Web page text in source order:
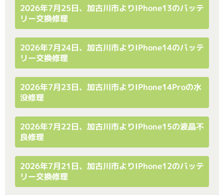
2026年7月25日、加古川市よりiPhone13のバッテ
リー交換修理
2026年7月24日、加古川市よりiPhone14のバッテ
リー交換修理
2026年7月23日、加古川市よりiPhone14Proの水
没修理
2026年7月22日、加古川市よりiPhone15の液晶不
良修理
2026年7月21日、加古川市よりiPhone12のバッテ
リー交換修理